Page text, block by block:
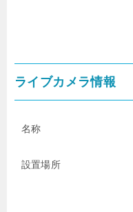
ライブカメラ情報
名称
設置場所